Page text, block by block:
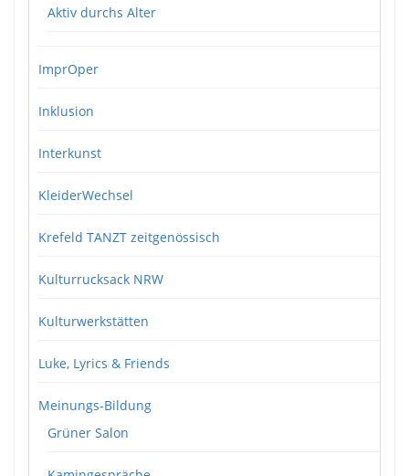
Aktiv durchs Alter
ImprOper
Inklusion
Interkunst
KleiderWechsel
Krefeld TANZT zeitgenössisch
Kulturrucksack NRW
Kulturwerkstätten
Luke, Lyrics & Friends
Meinungs-Bildung
Grüner Salon